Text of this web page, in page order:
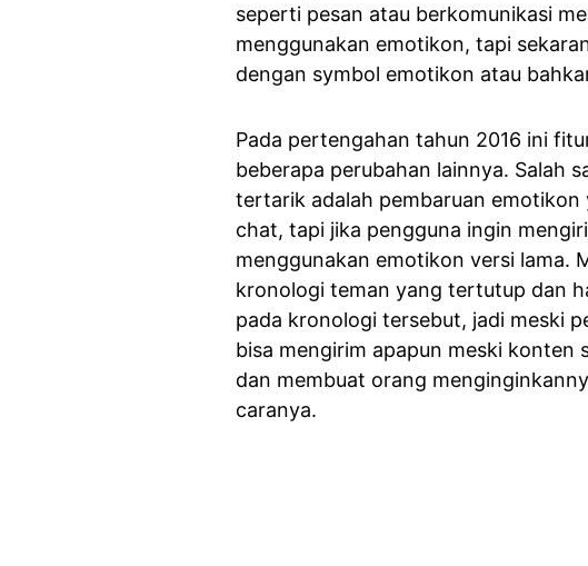
seperti pesan atau berkomunikasi
menggunakan emotikon, tapi
dengan symbol emotikon atau
Pada pertengahan tahun 2016 ini
beberapa perubahan lainnya. Salah
tertarik adalah pembaruan emotikon
chat, tapi jika pengguna ingin
menggunakan emotikon versi lama.
kronologi teman yang tertutup dan
pada kronologi tersebut, jadi meski
bisa mengirim apapun meski konten
dan membuat orang
caranya.